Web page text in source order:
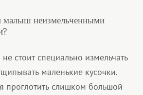
малыш неизмельченными
стоит специально измельчать
маленькие кусочки.
проглотить слишком большой